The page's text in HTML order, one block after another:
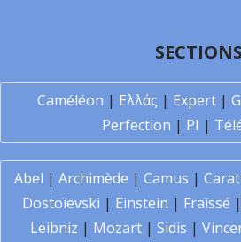
SECTIONS
Caméléon | Ελλάς | Expert|
Perfection | PI |
Abel | Archimède | Camus |
Dostoïevski | Einstein | Fraïssé |
Leibniz | Mozart | Sidis |